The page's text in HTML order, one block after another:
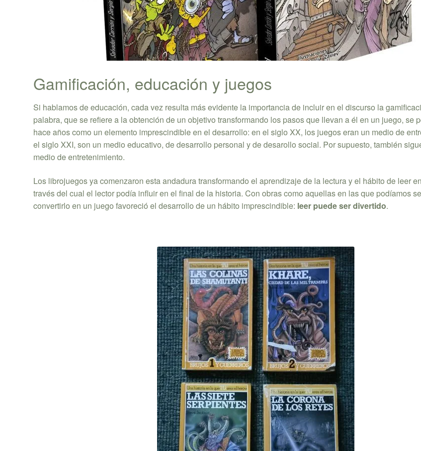
Gamificación, educación y juegos
Si hablamos de educación, cada vez resulta más evidente la importancia de incluir en el discurso la
palabra, que se refiere a la obtención de un objetivo transformando los pasos que llevan a él en un juego, se
hace años como un elemento imprescindible en el desarrollo: en el siglo XX, los juegos eran un medio de
el siglo XXI, son un medio educativo, de desarrollo personal y de desarollo social. Por supuesto, también
medio de entretenimiento.
Los librojuegos ya comenzaron esta andadura transformando el aprendizaje de la lectura y el hábito de leer
través del cual el lector podía influir en el final de la historia. Con obras como aquellas en las que podíamos
convertirlo en un juego favoreció el desarrollo de un hábito imprescindible: leer puede ser divertido.